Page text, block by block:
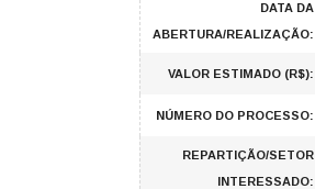
DATA DA
ABERTURA/REALIZAÇÃO:
VALOR ESTIMADO (R$):
NÚMERO DO PROCESSO:
REPARTIÇÃO/SETOR
INTERESSADO: